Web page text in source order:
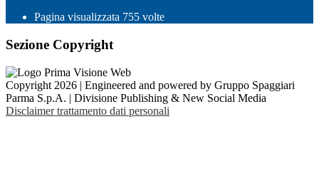
Pagina visualizzata 755 volte
Sezione Copyright
Copyright 2026 | Engineered and powered by Gruppo Spaggiari
Parma S.p.A. | Divisione Publishing & New Social Media
Disclaimer trattamento dati personali